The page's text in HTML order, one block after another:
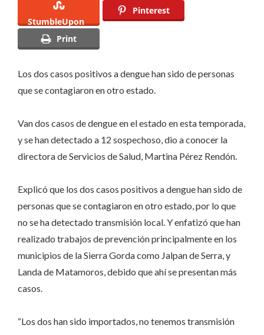
StumbleUpon
Pinterest
Print
Los dos casos positivos a dengue han sido de personas
que se contagiaron en otro estado.
Van dos casos de dengue en el estado en esta temporada,
y se han detectado a 12 sospechoso, dio a conocer la
directora de Servicios de Salud, Martina Pérez Rendón.
Explicó que los dos casos positivos a dengue han sido de
personas que se contagiaron en otro estado, por lo que
no se ha detectado transmisión local. Y enfatizó que han
realizado trabajos de prevención principalmente en los
municipios de la Sierra Gorda como Jalpan de Serra, y
Landa de Matamoros, debido que ahí se presentan más
casos.
“Los dos han sido importados, no tenemos transmisión